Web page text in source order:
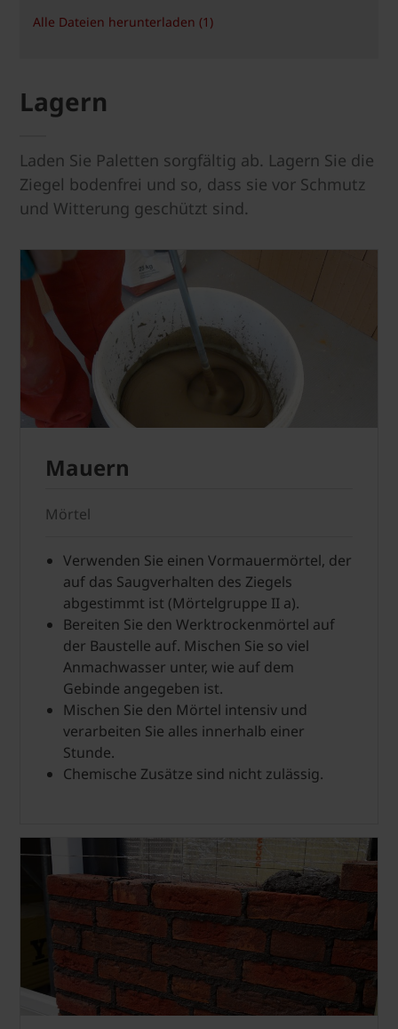
Alle Dateien herunterladen (1)
Lagern
Laden Sie Paletten sorgfältig ab. Lagern Sie die
Ziegel bodenfrei und so, dass sie vor Schmutz
und Witterung geschützt sind.
Mauern
Mörtel
Verwenden Sie einen Vormauermörtel, der
auf das Saugverhalten des Ziegels
abgestimmt ist (Mörtelgruppe II a).
Bereiten Sie den Werktrockenmörtel auf
der Baustelle auf. Mischen Sie so viel
Anmachwasser unter, wie auf dem
Gebinde angegeben ist.
Mischen Sie den Mörtel intensiv und
verarbeiten Sie alles innerhalb einer
Stunde.
Chemische Zusätze sind nicht zulässig.